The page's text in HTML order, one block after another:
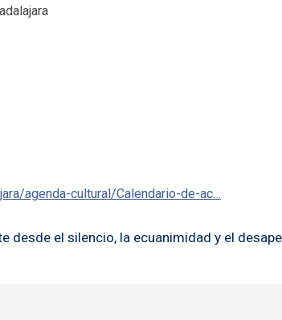
agenda-cultural/Calendario-de-ac…
desde el silencio, la ecuanimidad y el